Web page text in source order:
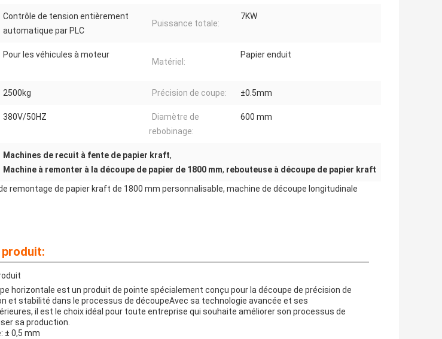
Contrôle de tension entièrement
automatique par PLC
Puissance totale:
7KW
Pour les véhicules à moteur
Matériel:
Papier enduit
2500kg Précision de coupe: ±0.5mm
380V/50HZ
Diamètre de
rebobinage:
600 mm
Machines de recuit à fente de papier kraft,
Machine à remonter à la découpe de papier de 1800 mm, rebouteuse à découpe de papier kraft
remontage de papier kraft de 1800 mm personnalisable, machine de découpe longitudinale
horizontale est un produit de pointe spécialement conçu pour la découpe de précision de
et stabilité dans le processus de découpeAvec sa technologie avancée et ses
il est le choix idéal pour toute entreprise qui souhaite améliorer son processus de
sa production.
± 0,5 mm